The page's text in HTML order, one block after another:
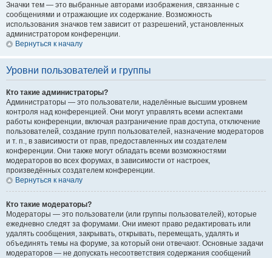
Значки тем — это выбранные авторами изображения, связанные с
сообщениями и отражающие их содержание. Возможность
использования значков тем зависит от разрешений, установленных
администратором конференции.
Вернуться к началу
Уровни пользователей и группы
Кто такие администраторы?
Администраторы — это пользователи, наделённые высшим уровнем
контроля над конференцией. Они могут управлять всеми аспектами
работы конференции, включая разграничение прав доступа, отключение
пользователей, создание групп пользователей, назначение модераторов
и т. п., в зависимости от прав, предоставленных им создателем
конференции. Они также могут обладать всеми возможностями
модераторов во всех форумах, в зависимости от настроек,
произведённых создателем конференции.
Вернуться к началу
Кто такие модераторы?
Модераторы — это пользователи (или группы пользователей), которые
ежедневно следят за форумами. Они имеют право редактировать или
удалять сообщения, закрывать, открывать, перемещать, удалять и
объединять темы на форуме, за который они отвечают. Основные задачи
модераторов — не допускать несоответствия содержания сообщений